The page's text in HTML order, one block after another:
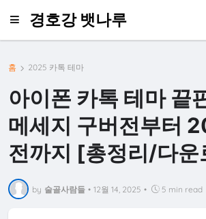
경호강 뱃나루
홈 2025 카톡 테마
아이폰 카톡 테마 끝
메세지 구버전부터
전까지 [총정리/다운
by 술골사람들 • 12월 14, 2025 • 5 min read